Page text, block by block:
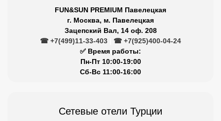
FUN&SUN PREMIUM Павелецкая
г. Москва, м. Павелецкая
Зацепский Вал, 14 оф. 208
☎ +7(499)11-33-403
☎ +7(925)400-04-24
✅ Время работы:
Пн-Пт 10:00-19:00
Сб-Вс 11:00-16:00
Сетевые отели Турции